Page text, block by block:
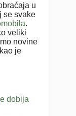
u
se svake
.
veliki
novine
je
dobija